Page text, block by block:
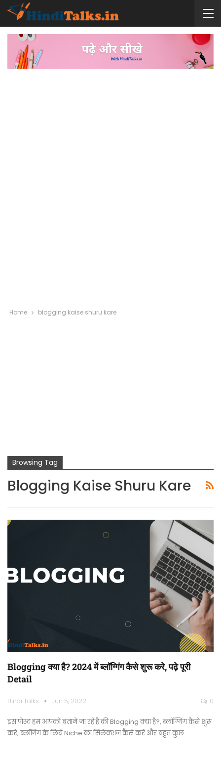
Home blogging kaise shuru kare
Browsing Tag
Blogging Kaise Shuru Kare
Blogging क्या है? 2024 में ब्लॉग्गिंग कैसे शुरू करे, पढ़े पूरी
Detail
Hindi Talks Jun 5, 2022 0
इस पोस्ट हम आपको बताने जा रहे है की Blogging क्या है?, ब्लॉग्गिंग कैसे शुरू
करे, ब्लॉगिंग के लिये Niche का सिलेक्शन कैसे करें और बहुत कुछ